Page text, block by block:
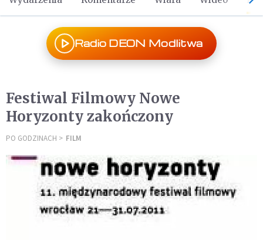
Radio DEON Modlitwa
Festiwal Filmowy Nowe
Horyzonty zakończony
PO GODZINACH FILM